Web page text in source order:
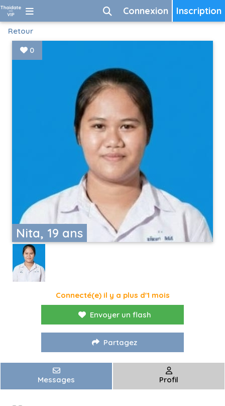
Inscription
Connexion
Retour
Nita, 19 ans
0
Connecté(e) il y a plus d'1 mois
Envoyer un flash
Partagez
Messages Profil